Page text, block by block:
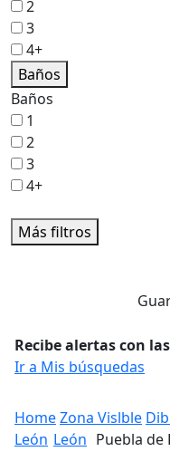
2
3
4+
Baños
Baños
1
2
3
4+
Más filtros
Recibe alertas con
Ir a Mis búsquedas
HomeZona Vislble
León León Puebla de